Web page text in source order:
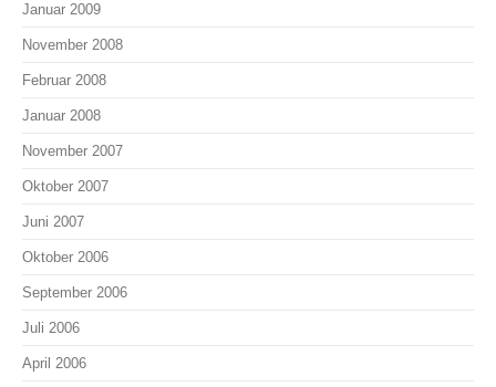
Januar 2009
November 2008
Februar 2008
Januar 2008
November 2007
Oktober 2007
Juni 2007
Oktober 2006
September 2006
Juli 2006
April 2006